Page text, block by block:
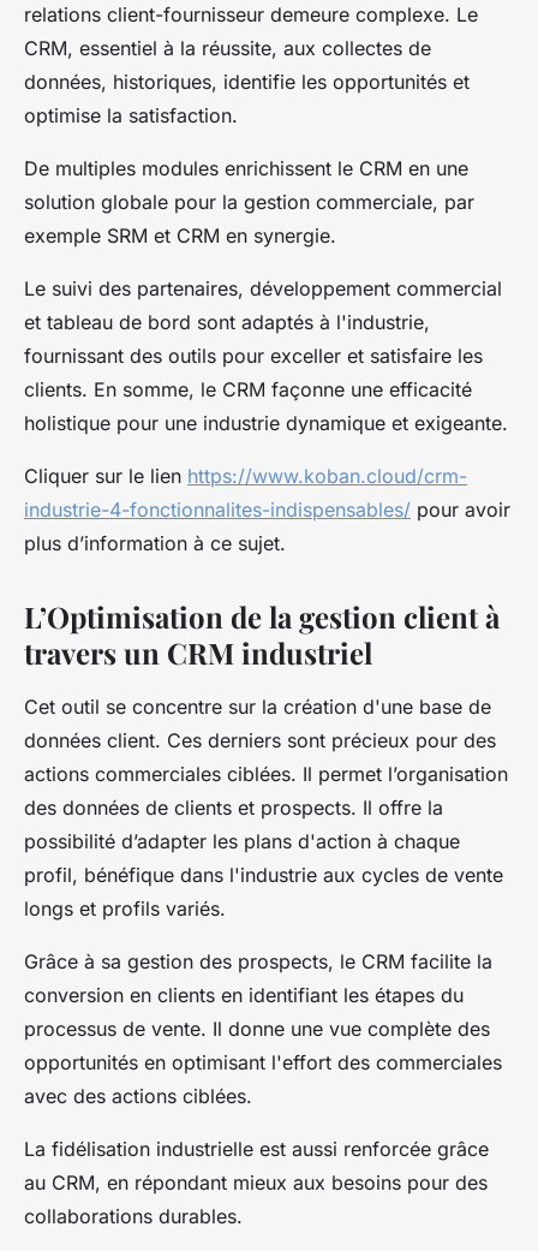
relations client-fournisseur demeure complexe. Le
CRM, essentiel à la réussite, aux collectes de
données, historiques, identifie les opportunités et
optimise la satisfaction.
De multiples modules enrichissent le CRM en une
solution globale pour la gestion commerciale, par
exemple SRM et CRM en synergie.
Le suivi des partenaires, développement commercial
et tableau de bord sont adaptés à l'industrie,
fournissant des outils pour exceller et satisfaire les
clients. En somme, le CRM façonne une efficacité
holistique pour une industrie dynamique et exigeante.
Cliquer sur le lien https://www.koban.cloud/crm-
industrie-4-fonctionnalites-indispensables/ pour avoir
plus d’information à ce sujet.
L’Optimisation de la gestion client à
travers un CRM industriel
Cet outil se concentre sur la création d'une base de
données client. Ces derniers sont précieux pour des
actions commerciales ciblées. Il permet l’organisation
des données de clients et prospects. Il offre la
possibilité d’adapter les plans d'action à chaque
profil, bénéfique dans l'industrie aux cycles de vente
longs et profils variés.
Grâce à sa gestion des prospects, le CRM facilite la
conversion en clients en identifiant les étapes du
processus de vente. Il donne une vue complète des
opportunités en optimisant l'effort des commerciales
avec des actions ciblées.
La fidélisation industrielle est aussi renforcée grâce
au CRM, en répondant mieux aux besoins pour des
collaborations durables.